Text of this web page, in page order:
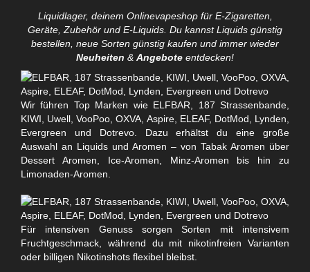
Liquidlager, deinem Onlinevapeshop für E-Zigaretten,
Geräte, Zubehör und E-Liquids. Du kannst Liquids günstig
bestellen, neue Sorten günstig kaufen und immer wieder
Neuheiten & Angebote entdecken!
Wir führen Top Marken wie ELFBAR, 187 Strassenbande,
KIWI, Uwell, VooPoo, OXVA, Aspire, ELEAF, DotMod, Lynden,
Evergreen und Dotrevo. Dazu erhältst du eine große
Auswahl an Liquids und Aromen – von Tabak Aromen über
Dessert Aromen, Ice-Aromen, Minz-Aromen bis hin zu
Limonaden-Aromen.
Für intensiven Genuss sorgen Sorten mit intensivem
Fruchtgeschmack, während du mit nikotinfreien Varianten
oder billigen Nikotinshots flexibel bleibst.